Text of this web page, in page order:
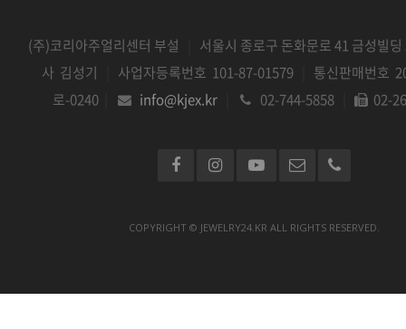
(주)코리아주얼리센터 부설
서울시 종로구 돈화문로 41 금성빌딩
사 김성기
사업자등록번호 101-87-01579
통신판매번호
로-0240
info@kjex.kr 02-744-5858 02-
COPYRIGHT © JEWELRY24.KR ALL RIGHTS RESERVED.